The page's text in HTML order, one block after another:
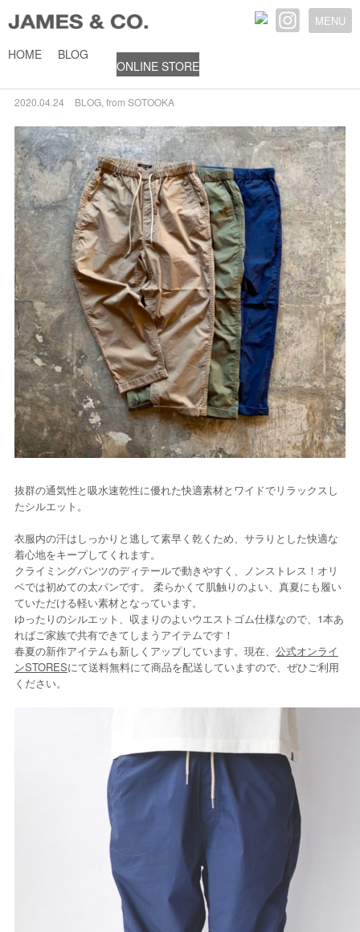
MENU
HOME BLOG
ONLINE STORE
SSワイドクライミングパンツ
2020.04.24 BLOG, from SOTOOKA
抜群の通気性と吸水速乾性に優れた快適素材とワイドでリラックスし
たシルエット。
衣服内の汗はしっかりと逃して素早く乾くため、サラりとした快適な
着心地をキープしてくれます。
クライミングパンツのディテールで動きやすく、ノンストレス！オリ
ベでは初めての太パンです。 柔らかくて肌触りのよい、真夏にも履い
ていただける軽い素材となっています。
ゆったりのシルエット、収まりのよいウエストゴム仕様なので、1本あ
ればご家族で共有できてしまうアイテムです！
春夏の新作アイテムも新しくアップしています。現在、 公式オンライ
ンSTORESにて送料無料にて商品を配送していますので、ぜひご利用
ください。